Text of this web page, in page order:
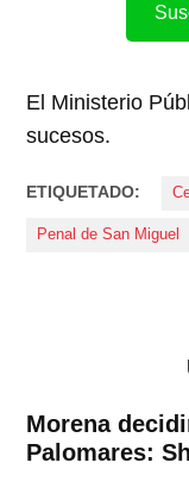
El Ministerio
sucesos.
ETIQUETADO:
Penal de San Miguel
Morena
Palomares: